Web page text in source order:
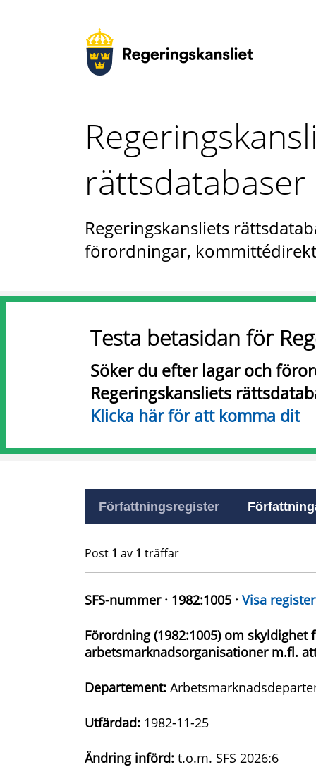
rättsdatabaser
Regeringskansliets
förordningar,
Testa betasidan för
Söker du efter lagar och
Regeringskansliets
Klicka här för att komma dit
Författningsregister
Post 1 av 1 träffar
SFS-nummer · 1982:1005 · Visa register
Förordning (1982:1005) om skyldighet
arbetsmarknadsorganisationer m.fl.
Departement:
Utfärdad: 1982-11-25
Ändring införd: t.o.m. SFS 2026:6